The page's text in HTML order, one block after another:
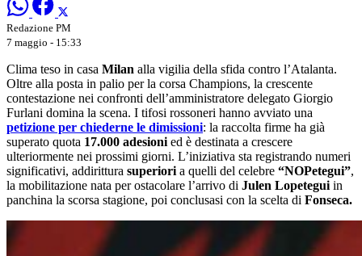
Redazione PM
7 maggio - 15:33
Clima teso in casa Milan alla vigilia della sfida contro l’Atalanta.
Oltre alla posta in palio per la corsa Champions, la crescente
contestazione nei confronti dell’amministratore delegato Giorgio
Furlani domina la scena. I tifosi rossoneri hanno avviato una
petizione per chiederne le dimissioni: la raccolta firme ha già
superato quota 17.000 adesioni ed è destinata a crescere
ulteriormente nei prossimi giorni. L’iniziativa sta registrando numeri
significativi, addirittura superiori a quelli del celebre “NOPetegui”,
la mobilitazione nata per ostacolare l’arrivo di Julen Lopetegui in
panchina la scorsa stagione, poi conclusasi con la scelta di Fonseca.